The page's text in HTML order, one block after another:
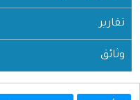
تقارير
وثائق